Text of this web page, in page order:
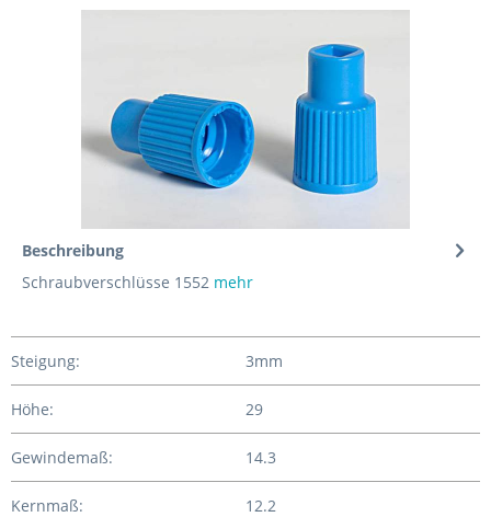
Beschreibung
Schraubverschlüsse 1552 mehr
Steigung: 3mm
Höhe: 29
Gewindemaß: 14.3
Kernmaß: 12.2